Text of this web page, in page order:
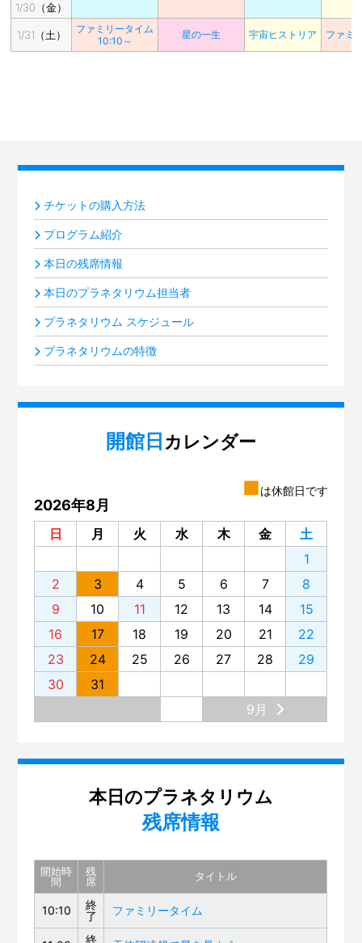
1/30（金）
1/31（土）
ファミリータイム
10:10～
星の一生 宇宙ヒストリア ファミ
チケットの購入方法
プログラム紹介
本日の残席情報
本日のプラネタリウム担当者
プラネタリウム スケジュール
プラネタリウムの特徴
開館日 カレンダー
■は休館日です
2026年8月
日 月 火 水 木 金
土
1
2
3 4 5 6 7
8
9
10 11 12 13 14
15
16
17 18 19 20 21
22
23
24 25 26 27 28
29
30
31
9月
本日のプラネタリウム
残席情報
開始時
間
残
席
タイトル
10:10
終
了
ファミリータイム
終